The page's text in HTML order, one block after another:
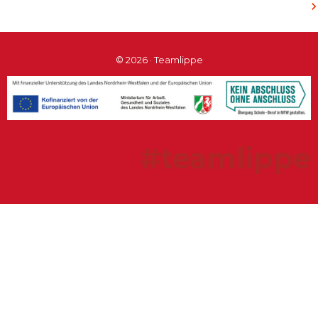
© 2026 · Teamlippe
#teamlippe